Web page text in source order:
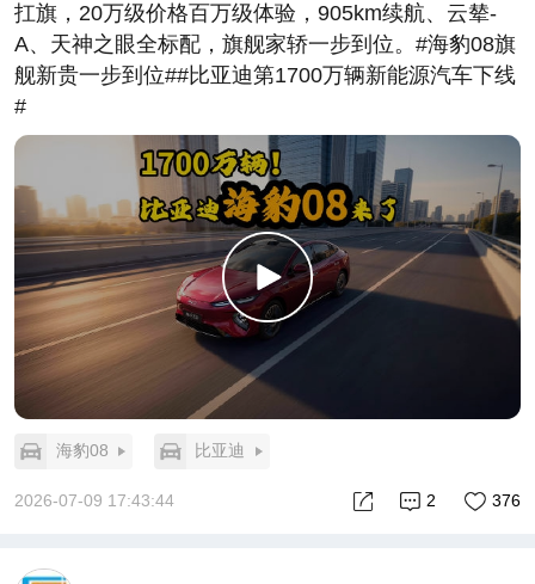
扛旗，20万级价格百万级体验，905km续航、云辇-
A、天神之眼全标配，旗舰家轿一步到位。#海豹08旗
舰新贵一步到位##比亚迪第1700万辆新能源汽车下线
#
海豹08 比亚迪
2026-07-09 17:43:44 376
2